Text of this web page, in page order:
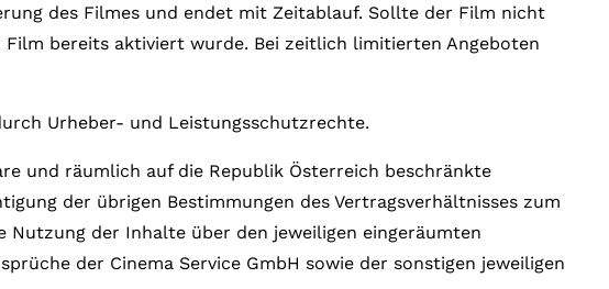
des Filmes und endet mit Zeitablauf. Sollte der Film nicht
bereits aktiviert wurde. Bei zeitlich limitierten Angeboten
Urheber- und Leistungsschutzrechte.
und räumlich auf die Republik Österreich beschränkte
der übrigen Bestimmungen des Vertragsverhältnisses zum
der Inhalte über den jeweiligen eingeräumten
der Cinema Service GmbH sowie der sonstigen jeweiligen